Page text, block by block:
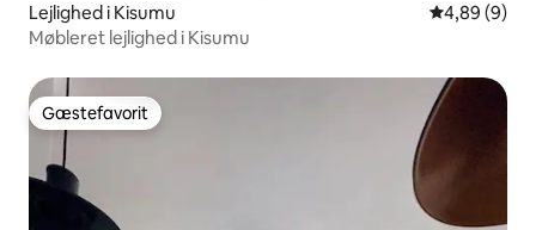
Lejlighed i Kisumu 4,89 ud af 5
4,89 (9)
Møbleret lejlighed i Kisumu
Gæstefavorit
Gæstefavorit